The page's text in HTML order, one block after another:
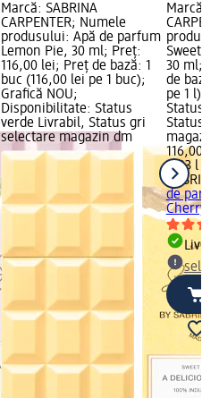
Marcă: SABRINA
CARPENTER; Numele
produsului: Apă de parfum
Lemon Pie, 30 ml; Preț:
116,00 lei; Preț de bază: 1
buc (116,00 lei pe 1 buc);
Grafică NOU;
Disponibilitate: Status
verde Livrabil, Status gri
selectare magazin dm
Marcă:
Sweet
30 ml;
de
pe 1 l);
Status
Status
116,00
0,03 l
de
Cherry